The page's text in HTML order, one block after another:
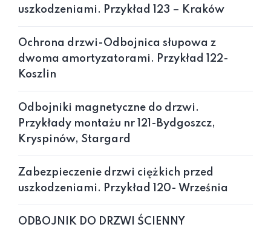
uszkodzeniami. Przykład 123 – Kraków
Ochrona drzwi-Odbojnica słupowa z
dwoma amortyzatorami. Przykład 122-
Koszlin
Odbojniki magnetyczne do drzwi.
Przykłady montażu nr 121-Bydgoszcz,
Kryspinów, Stargard
Zabezpieczenie drzwi ciężkich przed
uszkodzeniami. Przykład 120- Września
ODBOJNIK DO DRZWI ŚCIENNY